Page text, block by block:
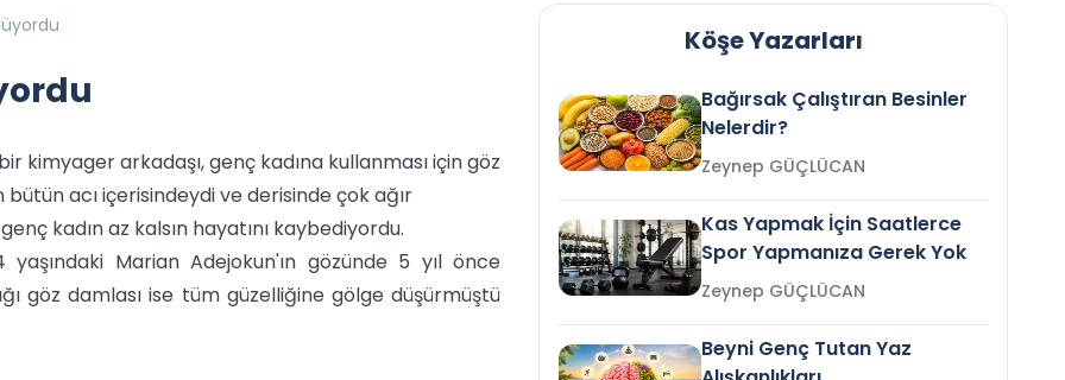
kimyager arkadaşı, genç kadına kullanması için göz
acı içerisindeydi ve derisinde çok ağır
kadın az kalsın hayatını kaybediyordu.
Marian Adejokun'ın gözünde 5 yıl önce
göz damlası ise tüm güzelliğine gölge düşürmüştü
Köşe Yazarları
Bağırsak Çalıştıran Besinler
Nelerdir?
Zeynep GÜÇLÜCAN
Kas Yapmak İçin Saatlerce
Spor Yapmanıza Gerek Yok
Zeynep GÜÇLÜCAN
Beyni Genç Tutan Yaz